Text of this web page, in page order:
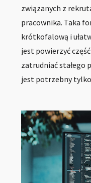
związanych z
pracownika. Taka
krótkofalową i
jest powierzyć
zatrudniać stałego
jest potrzebny